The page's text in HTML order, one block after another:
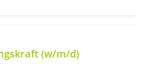
(w/m/d)